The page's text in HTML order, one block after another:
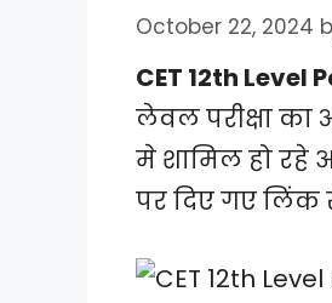
October 22, 2024
CET 12th Level
लेवल परीक्षा का
मे शामिल हो रहे
पर दिए गए लिंक